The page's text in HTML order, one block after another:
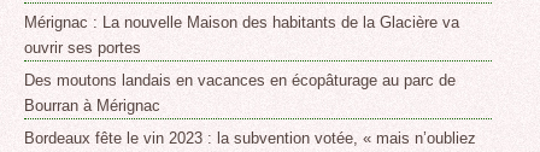
Mérignac : La nouvelle Maison des habitants de la Glacière va
ouvrir ses portes
Des moutons landais en vacances en écopâturage au parc de
Bourran à Mérignac
Bordeaux fête le vin 2023 : la subvention votée, « mais n’oubliez